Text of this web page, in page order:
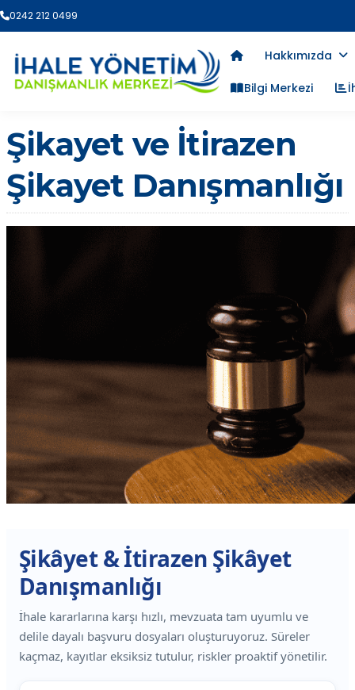
0242 212 0499
Hakkımızda
Bilgi Merkezi
Şikayet ve İtirazen
Şikayet Danışmanlığı
Şikâyet & İtirazen Şikâyet
Danışmanlığı
İhale kararlarına karşı hızlı, mevzuata tam uyumlu ve
delile dayalı başvuru dosyaları oluşturuyoruz. Süreler
kaçmaz, kayıtlar eksiksiz tutulur, riskler proaktif yönetilir.